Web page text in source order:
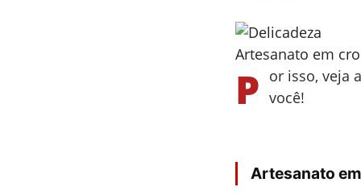
Artesanato em
P or isso, veja
você!
Artesanato